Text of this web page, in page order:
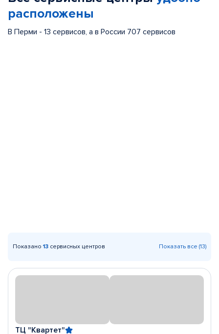
расположены
В Перми - 13 сервисов, а в России 707 сервисов
Показано 13 сервисных центров Показать все (13)
ТЦ "Квартет"